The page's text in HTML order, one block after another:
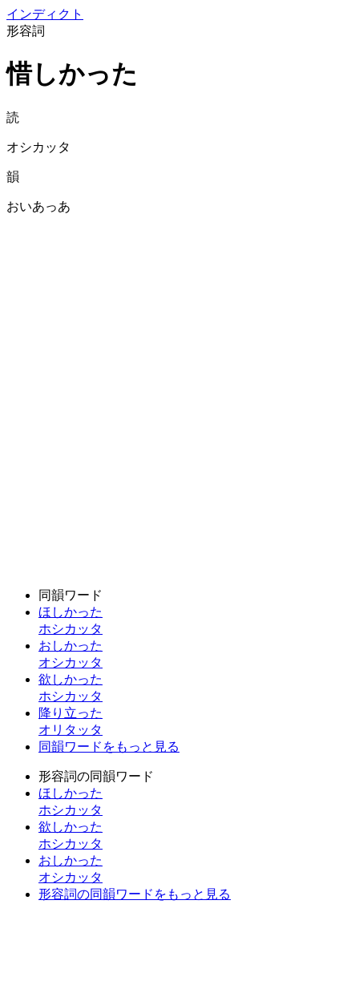
インディクト
形容詞
惜しかった
読
オシカッタ
韻
おいあっあ
同韻ワード
ほしかった
ホシカッタ
おしかった
オシカッタ
欲しかった
ホシカッタ
降り立った
オリタッタ
同韻ワードをもっと見る
形容詞の同韻ワード
ほしかった
ホシカッタ
欲しかった
ホシカッタ
おしかった
オシカッタ
形容詞の同韻ワードをもっと見る